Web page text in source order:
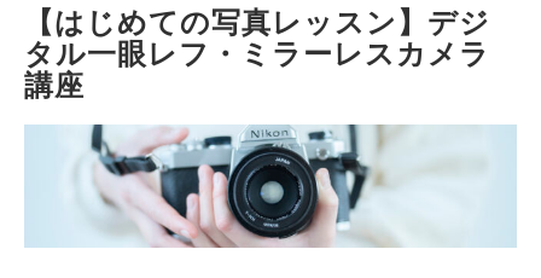
【はじめての写真レッスン】デジ
タル一眼レフ・ミラーレスカメラ
講座